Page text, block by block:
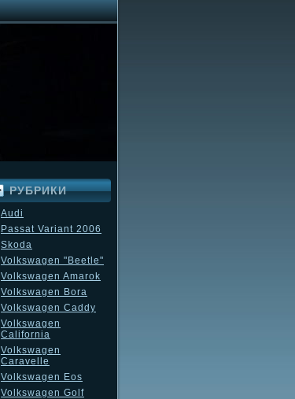
РУБРИКИ
Audi
Passat Variant 2006
Skoda
Volkswagen "Beetle"
Volkswagen Amarok
Volkswagen Bora
Volkswagen Caddy
Volkswagen
California
Volkswagen
Caravelle
Volkswagen Eos
Volkswagen Golf